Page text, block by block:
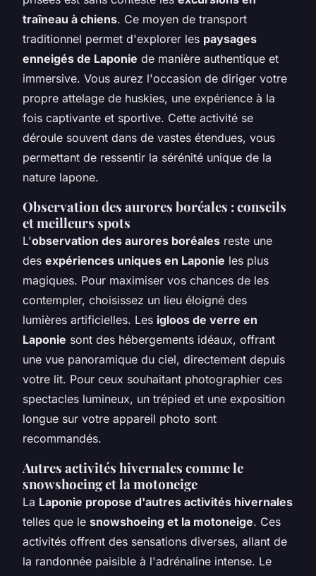
traîneau à chiens. Ce moyen de transport
traditionnel permet d'explorer les paysages
enneigés de Laponie de manière authentique et
immersive. Vous aurez l'occasion de diriger votre
propre attelage de huskies, une expérience à la
fois captivante et sportive. Cette activité se
déroule souvent dans de vastes étendues, vous
permettant de ressentir la sérénité unique de la
nature lapone.
Observation des aurores boréales : conseils
et meilleurs spots
L'observation des aurores boréales reste une
des expériences uniques en Laponie les plus
magiques. Pour maximiser vos chances de les
contempler, choisissez un lieu éloigné des
lumières artificielles. Les igloos de verre en
Laponie sont des hébergements idéaux, offrant
une vue panoramique du ciel, directement depuis
votre lit. Pour ceux souhaitant photographier ces
spectacles lumineux, un trépied et une exposition
longue sur votre appareil photo sont
recommandés.
Autres activités hivernales comme le
snowshoeing et la motoneige
La Laponie propose d'autres activités hivernales
telles que le snowshoeing et la motoneige. Ces
activités offrent des sensations diverses, allant de
la randonnée paisible à l'adrénaline intense. Le